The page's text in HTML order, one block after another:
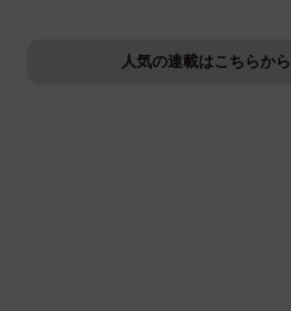
人気の連載はこちらから